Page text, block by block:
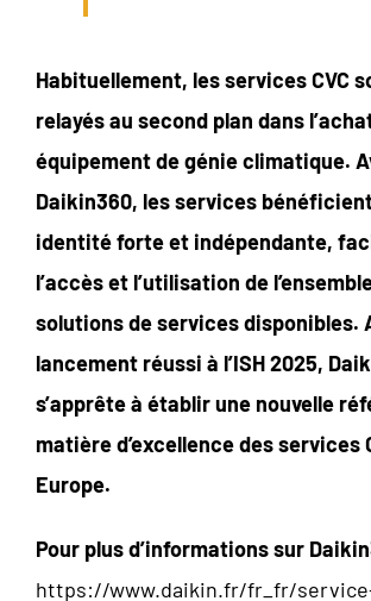
Habituellement, les services CVC
relayés au second plan dans
équipement de génie climatique.
Daikin360, les services bénéficient
identité forte et indépendante,
l’accès et l’utilisation de
solutions de services disponibles.
lancement réussi à l’ISH 2025,
s’apprête à établir une nouvelle
matière d’excellence des services
Europe.
Pour plus d’informations sur
https://www.daikin.fr/fr_fr/